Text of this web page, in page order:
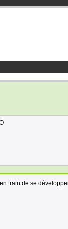
train de se